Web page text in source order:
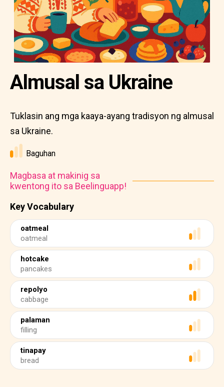
Key Vocabulary
oatmeal
oatmeal
hotcake
pancakes
repolyo
cabbage
palaman
filling
tinapay
bread
Almusal sa Ukraine
Tuklasin ang mga kaaya-ayang tradisyon ng almusal
sa Ukraine.
Baguhan
Magbasa at makinig sa
kwentong ito sa Beelinguapp!